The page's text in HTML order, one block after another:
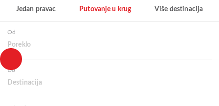
Jedan pravac Putovanje u krug Više destinacija
Od
Poreklo
Do
Destinacija